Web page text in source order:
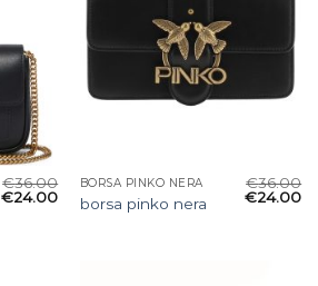
€36.00
€24.00
BORSA PINKO NERA
borsa pinko nera
€36.00
€24.00